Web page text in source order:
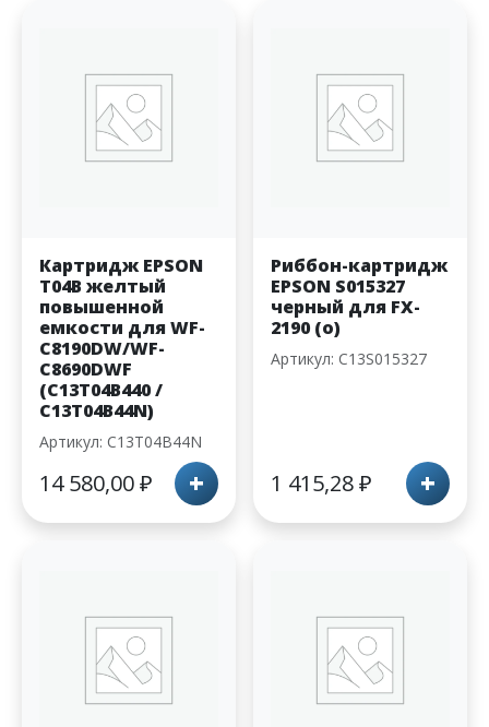
Картридж EPSON
T04B желтый
повышенной
емкости для WF-
C8190DW/WF-
C8690DWF
(C13T04B440 /
C13T04B44N)
Артикул: C13T04B44N
14 580,00₽ +
Риббон-картридж
EPSON S015327
черный для FX-
2190 (o)
Артикул: C13S015327
1 415,28₽ +